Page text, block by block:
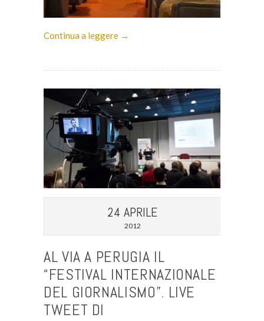
Continua a leggere →
24 APRILE
2012
AL VIA A PERUGIA IL
“FESTIVAL INTERNAZIONALE
DEL GIORNALISMO”. LIVE
TWEET DI